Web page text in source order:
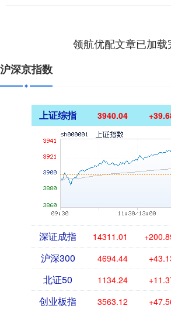
领航优配文章已加载
沪深京指数
上证综指 3940.04
深证成指 14311.01
沪深300 4694.44
北证50 1134.24
创业板指 3563.12